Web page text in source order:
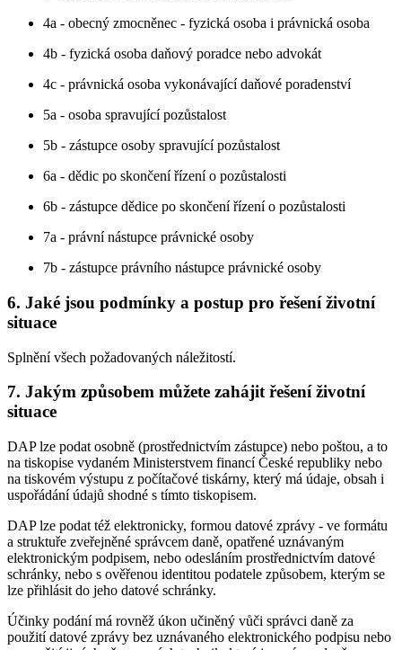
4a - obecný zmocněnec - fyzická osoba i právnická osoba
4b - fyzická osoba daňový poradce nebo advokát
4c - právnická osoba vykonávající daňové poradenství
5a - osoba spravující pozůstalost
5b - zástupce osoby spravující pozůstalost
6a - dědic po skončení řízení o pozůstalosti
6b - zástupce dědice po skončení řízení o pozůstalosti
7a - právní nástupce právnické osoby
7b - zástupce právního nástupce právnické osoby
6. Jaké jsou podmínky a postup pro řešení životní
situace
Splnění všech požadovaných náležitostí.
7. Jakým způsobem můžete zahájit řešení životní
situace
DAP lze podat osobně (prostřednictvím zástupce) nebo poštou, a to
na tiskopise vydaném Ministerstvem financí České republiky nebo
na tiskovém výstupu z počítačové tiskárny, který má údaje, obsah i
uspořádání údajů shodné s tímto tiskopisem.
DAP lze podat též elektronicky, formou datové zprávy - ve formátu
a struktuře zveřejněné správcem daně, opatřené uznávaným
elektronickým podpisem, nebo odesláním prostřednictvím datové
schránky, nebo s ověřenou identitou podatele způsobem, kterým se
lze přihlásit do jeho datové schránky.
Účinky podání má rovněž úkon učiněný vůči správci daně za
použití datové zprávy bez uznávaného elektronického podpisu nebo